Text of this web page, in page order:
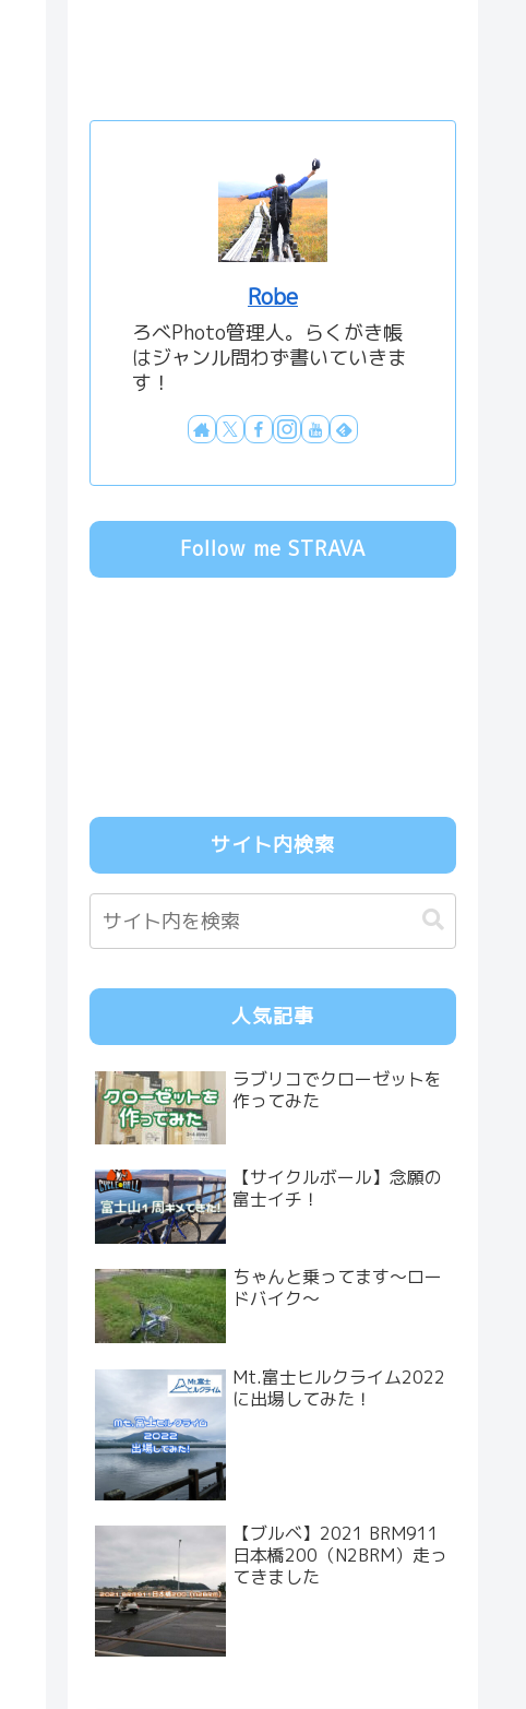
Robe
ろべPhoto管理人。らくがき帳
はジャンル問わず書いていきま
す！
Follow me STRAVA
サイト内検索
人気記事
ラブリコでクローゼットを
作ってみた
【サイクルボール】念願の
富士イチ！
ちゃんと乗ってます～ロー
ドバイク～
Mt.富士ヒルクライム2022
に出場してみた！
【ブルベ】2021 BRM911
日本橋200（N2BRM）走っ
てきました